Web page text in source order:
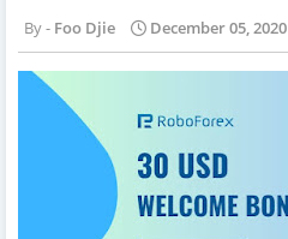
Foo Djie December 05, 2020